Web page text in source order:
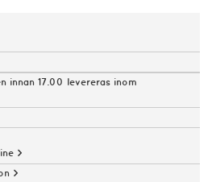
innan 17.00 levereras inom
>
>